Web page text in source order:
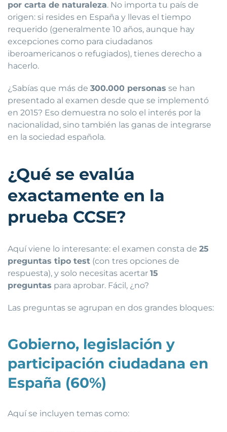
por carta de naturaleza. No importa tu país de
origen: si resides en España y llevas el tiempo
requerido (generalmente 10 años, aunque hay
excepciones como para ciudadanos
iberoamericanos o refugiados), tienes derecho a
hacerlo.
¿Sabías que más de 300.000 personas se han
presentado al examen desde que se implementó
en 2015? Eso demuestra no solo el interés por la
nacionalidad, sino también las ganas de integrarse
en la sociedad española.
¿Qué se evalúa
exactamente en la
prueba CCSE?
Aquí viene lo interesante: el examen consta de 25
preguntas tipo test (con tres opciones de
respuesta), y solo necesitas acertar 15
preguntas para aprobar. Fácil, ¿no?
Las preguntas se agrupan en dos grandes bloques:
Gobierno, legislación y
participación ciudadana en
España (60%)
Aquí se incluyen temas como: